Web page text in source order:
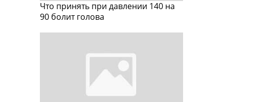
Что принять при давлении 140 на
90 болит голова